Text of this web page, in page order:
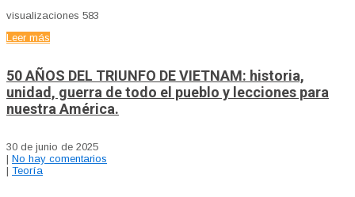
visualizaciones 583
Leer más
50 AÑOS DEL TRIUNFO DE VIETNAM: historia,
unidad, guerra de todo el pueblo y lecciones para
nuestra América.
30 de junio de 2025
| No hay comentarios
| Teoría